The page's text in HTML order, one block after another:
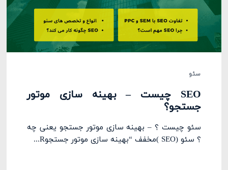
سئو
SEO چیست – بهینه سازی موتور
جستجو؟
سئو چیست ؟ – بهینه سازی موتور جستجو یعنی چه
؟ سئو (SEO )مخفف “بهینه سازی موتور جستجوR...